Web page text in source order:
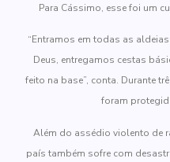
Para Cássimo, esse foi um
“Entramos em todas as
Deus, entregamos cestas
feito na base”, conta. Durante
foram
Além do assédio violento de
país também sofre com